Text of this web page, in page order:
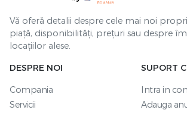
Vă oferă detalii despre cele mai noi
piață, disponibilități, prețuri sau despre
locațiilor alese.
DESPRE NOI
Compania
Servicii
SUPORT
Intra in
Adauga